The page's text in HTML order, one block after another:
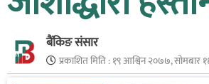
बैंकिङ संसार
प्रकाशित मिति :१९ आश्विन २०७७, सोमबार